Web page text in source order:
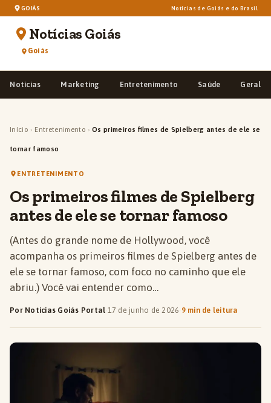
GOIÁS Notícias de Goiás e do Brasil
Notícias Goiás
Goiás
Notícias Marketing Entretenimento Saúde Geral
Início › Entretenimento › Os primeiros filmes de Spielberg antes de ele se
tornar famoso
ENTRETENIMENTO
Os primeiros filmes de Spielberg
antes de ele se tornar famoso
(Antes do grande nome de Hollywood, você
acompanha os primeiros filmes de Spielberg antes de
ele se tornar famoso, com foco no caminho que ele
abriu.) Você vai entender como…
Por Notícias Goiás Portal·17 de junho de 2026· 9 min de leitura